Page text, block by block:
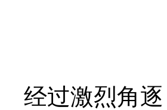
经过激烈角